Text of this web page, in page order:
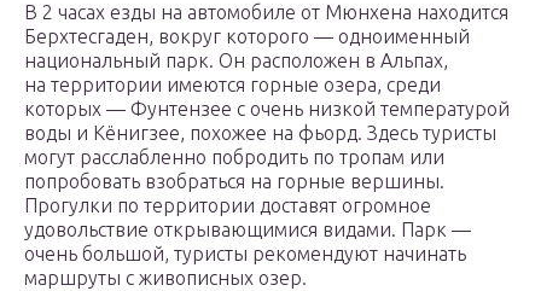
В 2 часах езды на автомобиле от Мюнхена находится
Берхтесгаден, вокруг которого — одноименный
национальный парк. Он расположен в Альпах,
на территории имеются горные озера, среди
которых — Фунтензее с очень низкой температурой
воды и Кёнигзее, похожее на фьорд. Здесь туристы
могут расслабленно побродить по тропам или
попробовать взобраться на горные вершины.
Прогулки по территории доставят огромное
удовольствие открывающимися видами. Парк —
очень большой, туристы рекомендуют начинать
маршруты с живописных озер.